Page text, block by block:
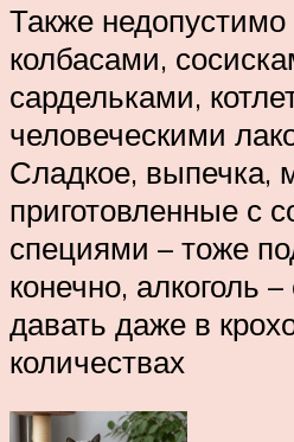
Также недопустимо
колбасами,
сардельками,
человеческими
Сладкое, выпечка,
приготовленные с
специями – тоже
конечно, алкоголь –
давать даже в
количествах